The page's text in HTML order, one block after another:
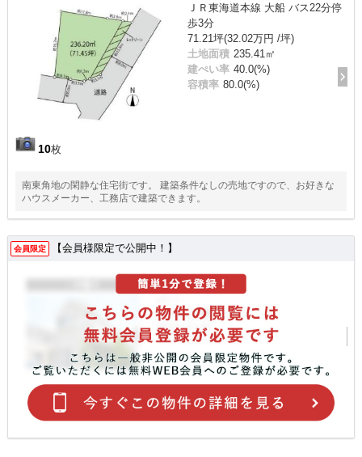
10枚
ＪＲ東海道本線 大船 バス22分停
歩3分
71.21坪(32.02万円 /坪)
土地面積 235.41㎡
建ぺい率 40.0(%)
容積率 80.0(%)
南東角地の閑静な住宅街です。 建築条件なしの売地ですので、お好きな
ハウスメーカー、工務店で建築できます。
会員限定 【会員様限定で公開中！】